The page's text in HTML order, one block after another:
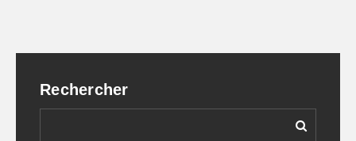
Rechercher